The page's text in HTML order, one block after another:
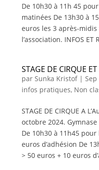
De 10h30 à 11h 45
matinées De 13h30 à
euros les 3 après-midis
l’association. INFOS ET
STAGE DE CIRQUE ET
par Sunka Kristof| Sep
infos pratiques, Non
STAGE DE CIRQUE A
octobre 2024.
De 10h30 à 11h45
euros d’adhésion De
> 50 euros + 10 euros